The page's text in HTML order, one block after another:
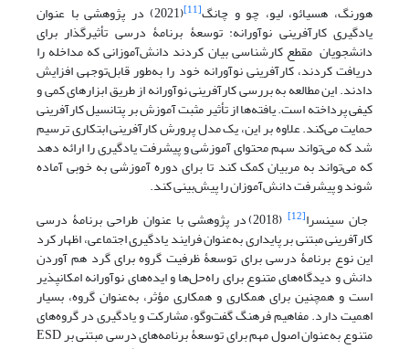
هورنگ، هسیائو، لیو، چو و چانگ[11] (2021) در پژوهشی با عنوان
یادگیری کارآفرینی نوآورانه: توسعۀ برنامۀ درسی تأثیرگذار برای
دانشجویان مقطع کارشناسی بیان کردند دانش‌آموزانی که مداخله را
دریافت کردند، کارآفرینی نوآورانه خود را به‌طور قابل‌توجهی افزایش
دادند. این مطالعه به بررسی کارآفرینی نوآورانه از طریق ابزارهای کمی و
کیفی پرداخته است. یافته‌ها از تأثیر مثبت آموزش بر پتانسیل کارآفرینی
حمایت می‌کند. علاوه بر این، یک مدل پرورش کارآفرینی ابتکاری ترسیم
شد که می‌تواند سهم محتوای آموزشی و پیشرفت یادگیری را ارائه دهد
که می‌تواند به مربیان کمک کند تا برای دوره آموزشی به خوبی آماده
شوند و پیشرفت دانش‌آموزان را پیش‌بینی کند.
جان سینسرا[12] (2018) در پژوهشی با عنوان طراحی برنامۀ درسی
کارآفرینی مبتنی بر پایداری به‌عنوان فرایند یادگیری اجتماعی، اظهار کرد
این نوع برنامۀ درسی برای توسعۀ ظرفیت گروه برای گرد هم آوردن
دانش و دیدگاه‌های متنوع برای راه‌حل‌ها و ایده‌های نوآورانه امکان­پذیر
است و همچنین برای همکاری و همکاری مؤثر، به‌عنوان گروه، بسیار
اهمیت دارد. مفاهیم فرهنگ گفت‌وگو، مشارکت و یادگیری در گروه‌های
متنوع به‌عنوان اصول مهم برای توسعۀ برنامه‌های درسی مبتنی بر ESD